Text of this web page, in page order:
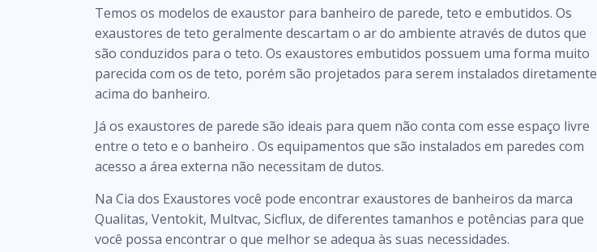
Temos os modelos de exaustor para banheiro de parede, teto e embutidos. Os
exaustores de teto geralmente descartam o ar do ambiente através de dutos que
são conduzidos para o teto. Os exaustores embutidos possuem uma forma muito
parecida com os de teto, porém são projetados para serem instalados diretamente
acima do banheiro.
Já os exaustores de parede são ideais para quem não conta com esse espaço livre
entre o teto e o banheiro . Os equipamentos que são instalados em paredes com
acesso a área externa não necessitam de dutos.
Na Cia dos Exaustores você pode encontrar exaustores de banheiros da marca
Qualitas, Ventokit, Multvac, Sicflux, de diferentes tamanhos e potências para que
você possa encontrar o que melhor se adequa às suas necessidades.